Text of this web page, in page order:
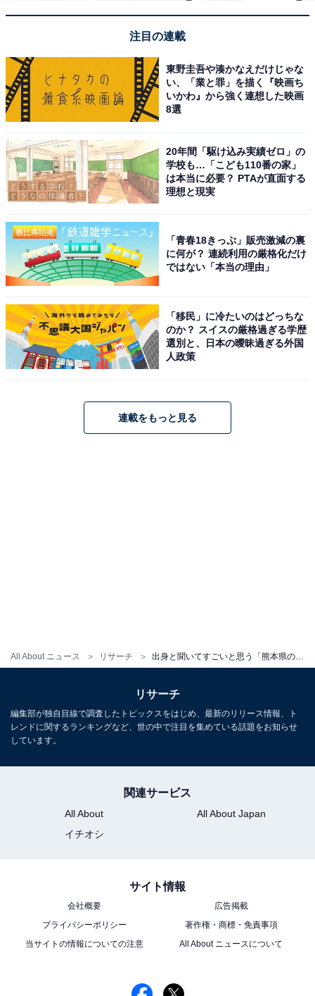
All About ニュース リサーチ
こちらもおすすめ
文武両道だと思う「熊本県の公立進学校」ラン
キング！ 3位「熊本北高等学校」を抑えた上位2
校は？
1 2
注目の連載
東野圭吾や湊かなえだけじゃな
い、「業と罪」を描く『映画ち
いかわ』から強く連想した映画
8選
20年間「駆け込み実績ゼロ」の
学校も…「こども110番の家」
は本当に必要？ PTAが直面する
理想と現実
「青春18きっぷ」販売激減の裏
に何が？ 連続利用の厳格化だけ
ではない「本当の理由」
「移民」に冷たいのはどっちな
のか？ スイスの厳格過ぎる学歴
選別と、日本の曖昧過ぎる外国
人政策
連載をもっと見る
リサーチ
編集部が独自目線で調査したトピックスをはじめ、最新のリリース情報、ト
レンドに関するランキングなど、世の中で注目を集めている話題をお知らせ
しています。
関連サービス
All About
All About Japan
イチオシ
サイト情報
会社概要
広告掲載
プライバシーポリシー
著作権・商標・免責事項
当サイトの情報についての注意
All About ニュースについて